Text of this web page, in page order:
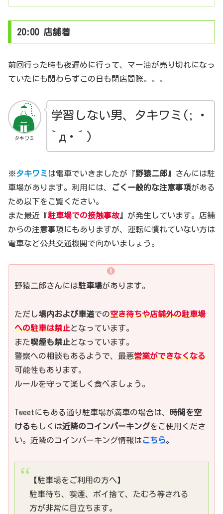
20:00 店舗着
前回行った時も夜遅めに行って、マー油が売り切れになっ
ていたにも関わらずこの日も閉店間際。。。
タキワミ
学習しない男、タキワミ (; ･
`д･´)
※タキワミ は電車でいきましたが『野猿二郎 』さんには駐
車場があります。利用には、
ごく一般的な注意事項がある
ため以下をご覧ください。
また最近『駐車場での接触事故 』が発生しています。店舗
からの注意事項にもありますが、運転に慣れていない方は
電車など公共交通機関で向かいましょう。
野猿二郎さんには駐車場があります。
ただし場内および車道での空き待ちや店舗外の駐車場
への駐車は禁止となっています。
また喫煙も禁止となっています。
警察への相談もあるようで、最悪営業ができなくなる
可能性もあります。
ルールを守って楽しく食べましょう。
Tweetにもある通り駐車場が満車の場合は、
時間を空
けるもしくは近隣のコインパーキングをご使用くださ
い。近隣のコインパーキング情報はこちら。
【駐車場をご利用の方へ】
駐車待ち、喫煙、ポイ捨て、たむろ等される
方が非常に目立ちます。